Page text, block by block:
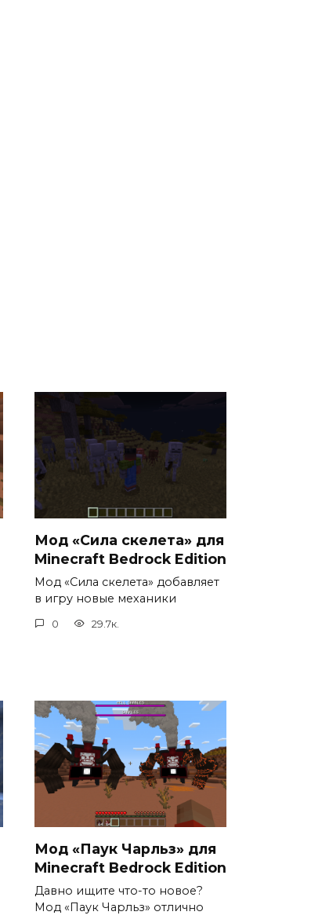
Мод «Сила скелета» для
Minecraft Bedrock Edition
Мод «Сила скелета» добавляет
в игру новые механики
0 29.7к.
Мод «Паук Чарльз» для
Minecraft Bedrock Edition
Давно ищите что-то новое?
Мод «Паук Чарльз» отлично